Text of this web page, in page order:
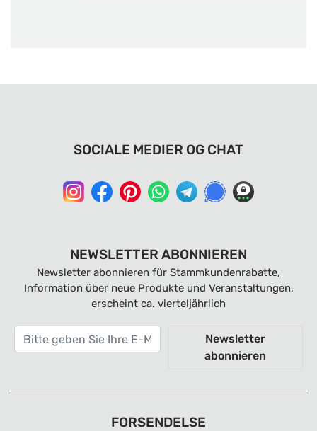
SOCIALE MEDIER OG CHAT
NEWSLETTER ABONNIEREN
Newsletter abonnieren für Stammkundenrabatte,
Information über neue Produkte und Veranstaltungen,
erscheint ca. vierteljährlich
Newsletter
abonnieren
FORSENDELSE